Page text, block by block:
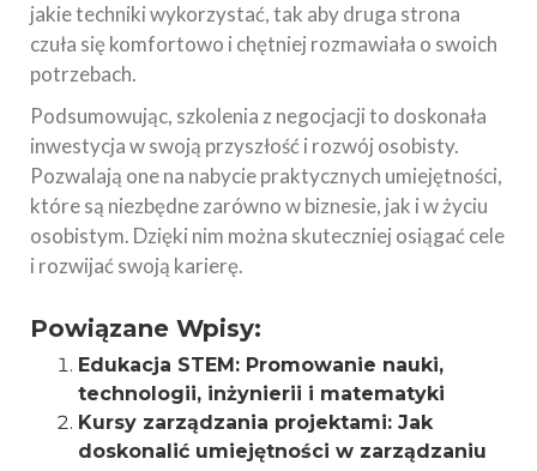
jakie techniki wykorzystać, tak aby druga strona
czuła się komfortowo i chętniej rozmawiała o swoich
potrzebach.
Podsumowując, szkolenia z negocjacji to doskonała
inwestycja w swoją przyszłość i rozwój osobisty.
Pozwalają one na nabycie praktycznych umiejętności,
które są niezbędne zarówno w biznesie, jak i w życiu
osobistym. Dzięki nim można skuteczniej osiągać cele
i rozwijać swoją karierę.
Powiązane Wpisy:
Edukacja STEM: Promowanie nauki,
technologii, inżynierii i matematyki
Kursy zarządzania projektami: Jak
doskonalić umiejętności w zarządzaniu